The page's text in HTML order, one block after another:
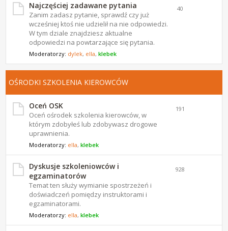
Najczęściej zadawane pytania
Zanim zadasz pytanie, sprawdź czy już
wcześniej ktoś nie udzielił na nie odpowiedzi.
W tym dziale znajdziesz aktualne
odpowiedzi na powtarzające się pytania.
Moderatorzy: dylek, ella,klebek
40
OŚRODKI SZKOLENIA KIEROWCÓW
Oceń OSK
Oceń ośrodek szkolenia kierowców, w
którym zdobyłeś lub zdobywasz drogowe
uprawnienia.
Moderatorzy: ella,klebek
191
Dyskusje szkoleniowców i
egzaminatorów
Temat ten służy wymianie spostrzeżeń i
doświadczeń pomiędzy instruktorami i
egzaminatorami.
Moderatorzy: ella,klebek
928